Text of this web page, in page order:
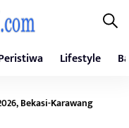
Lifestyle
Bekasi-Karawang